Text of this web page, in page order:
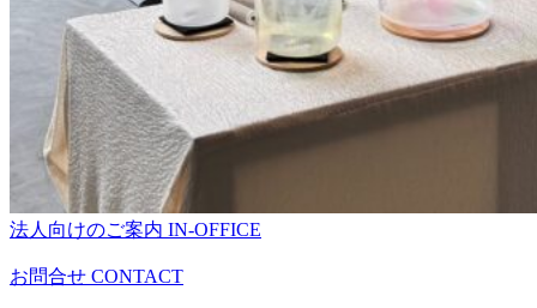
法人向けのご案内 IN-OFFICE
お問合せ CONTACT